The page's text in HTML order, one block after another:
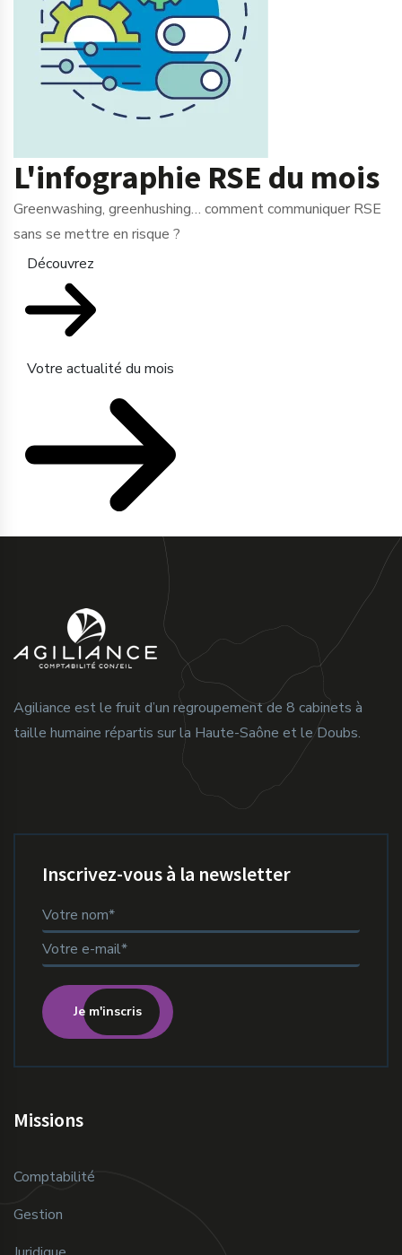
L'infographie RSE du mois
Greenwashing, greenhushing… comment communiquer RSE
sans se mettre en risque ?
Découvrez
Votre actualité du mois
Agiliance est le fruit d’un regroupement de 8 cabinets à
taille humaine répartis sur la Haute-Saône et le Doubs.
Inscrivez-vous à la newsletter
Je m'inscris
Missions
Comptabilité
Gestion